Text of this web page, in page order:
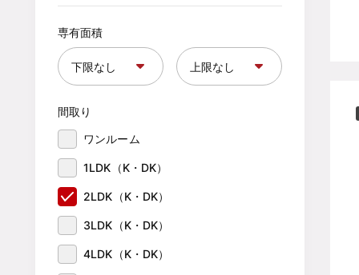
専有面積
間取り
ワンルーム
1LDK（K・DK）
2LDK（K・DK）
3LDK（K・DK）
4LDK（K・DK）